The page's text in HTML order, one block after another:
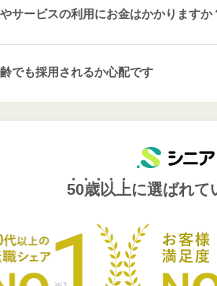
サービスの利用にお金はかかりますか
でも採用されるか心配です
50歳以上に選ばれて